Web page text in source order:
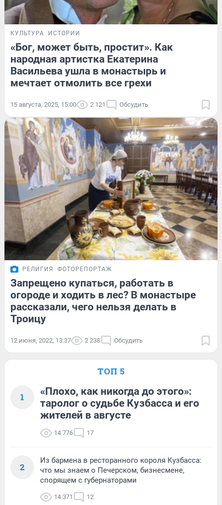
КУЛЬТУРА ИСТОРИИ
«Бог, может быть, простит». Как
народная артистка Екатерина
Васильева ушла в монастырь и
мечтает отмолить все грехи
15 августа, 2025, 15:00 2 121 Обсудить
РЕЛИГИЯ ФОТОРЕПОРТАЖ
Запрещено купаться, работать в
огороде и ходить в лес? В монастыре
рассказали, чего нельзя делать в
Троицу
12 июня, 2022, 13:37 2 238 Обсудить
ТОП 5
1
«Плохо, как никогда до этого»:
таролог о судьбе Кузбасса и его
жителей в августе
14 776 17
2
Из бармена в ресторанного короля Кузбасса:
что мы знаем о Печерском, бизнесмене,
спорящем с губернаторами
14 371 12